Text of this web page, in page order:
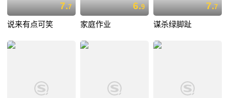
7.7
说来有点可笑
6.9
家庭作业
7.7
谋杀绿脚趾